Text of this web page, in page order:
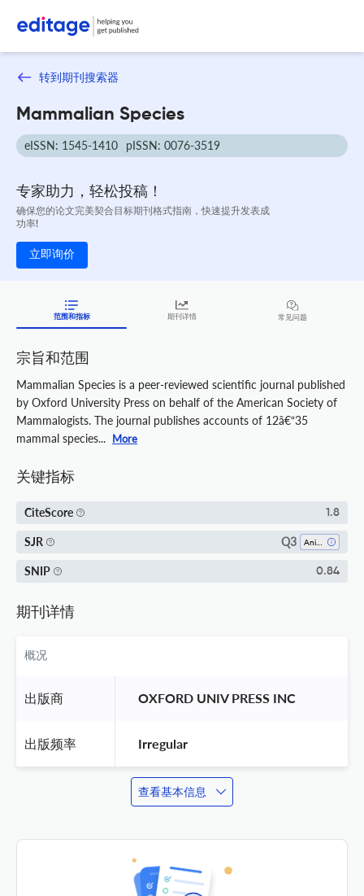
转到期刊搜索器
Mammalian Species
eISSN: 1545-1410 pISSN: 0076-3519
专家助力，轻松投稿！
确保您的论文完美契合目标期刊格式指南，快速提升发表成
功率!
立即询价
范围和指标 期刊详情 常见问题
宗旨和范围
Mammalian Species is a peer-reviewed scientific journal published
by Oxford University Press on behalf of the American Society of
Mammalogists. The journal publishes accounts of 12â€“35
mammal species... More
关键指标
CiteScore 1.8
SJR Q3
SNIP 0.84
期刊详情
概况
出版商 OXFORD UNIV PRESS INC
出版频率 Irregular
查看基本信息